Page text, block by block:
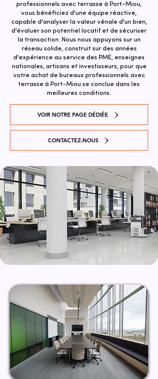
professionnels avec terrasse à Port-Miou,
vous bénéficiez d'une équipe réactive,
capable d'analyser la valeur vénale d'un bien,
d'évaluer son potentiel locatif et de sécuriser
la transaction. ​Nous nous appuyons sur un
réseau solide, construit sur des années
d'expérience au service des PME, enseignes
nationales, artisans et investisseurs, pour que
votre achat de bureaux professionnels avec
terrasse à Port-Miou se conclue dans les
meilleures conditions.
VOIR NOTRE PAGE DÉDIÉE
CONTACTEZ-NOUS